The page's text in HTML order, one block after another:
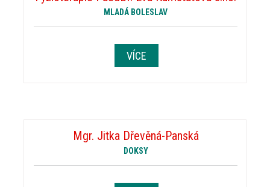
MLADÁ BOLESLAV
VÍCE
Mgr. Jitka Dřevěná-Panská
DOKSY